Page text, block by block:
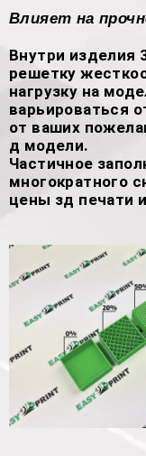
Влияет на
Внутри изделия
решетку
нагрузку на
варьироваться
от ваших
д модели.
Частичное
многократного
цены зд печати